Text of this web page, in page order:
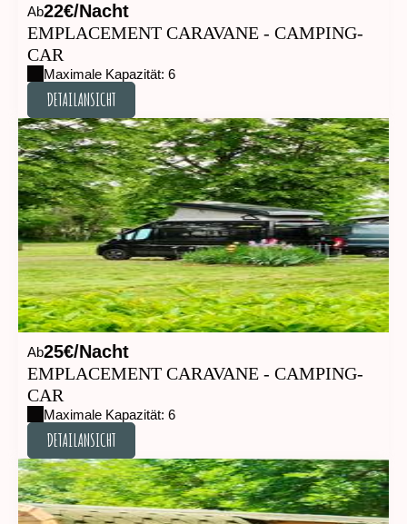
Ab22€/Nacht
EMPLACEMENT CARAVANE - CAMPING-
CAR
Maximale Kapazität: 6
DETAILANSICHT
DETAILANSICHT
Ab25€/Nacht
EMPLACEMENT CARAVANE - CAMPING-
CAR
Maximale Kapazität: 6
DETAILANSICHT
DETAILANSICHT